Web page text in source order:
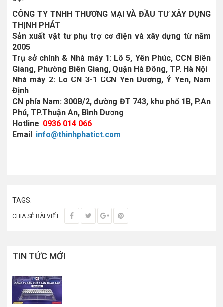
CÔNG TY TNHH THƯƠNG MẠI VÀ ĐẦU TƯ XÂY DỰNG
THỊNH PHÁT
Sản xuất vật tư phụ trợ cơ điện và xây dựng từ năm
2005
Trụ sở chính & Nhà máy 1: Lô 5, Yên Phúc, CCN Biên
Giang, Phường Biên Giang, Quận Hà Đông, TP. Hà Nội
Nhà máy 2: Lô CN 3-1 CCN Yên Dương, Ý Yên, Nam
Định
CN phía Nam: 300B/2, đường ĐT 743, khu phố 1B, P.An
Phú, TP.Thuận An, Bình Dương
Hotline: 0936 014 066
Email : info@thinhphatict.com
TAGS:
CHIA SẺ BÀI VIẾT
TIN TỨC MỚI